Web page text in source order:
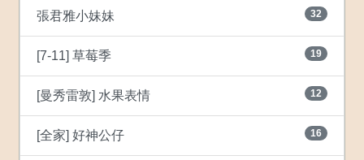
張君雅小妹妹 32
[7-11] 草莓季 19
[曼秀雷敦] 水果表情 12
[全家] 好神公仔 16